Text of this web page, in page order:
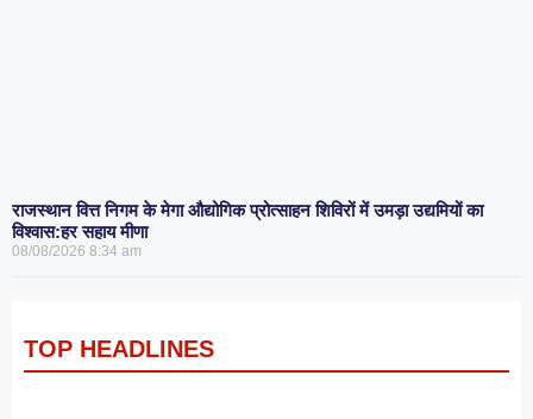
राजस्थान वित्त निगम के मेगा औद्योगिक प्रोत्साहन शिविरों में उमड़ा उद्यमियों का
विश्वास:हर सहाय मीणा
08/08/2026 8:34 am
TOP HEADLINES